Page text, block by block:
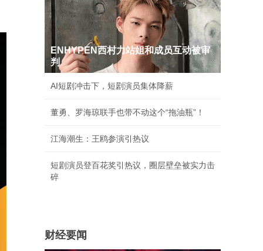
ENHYPEN西村力站姐和成员互动被审
判
AI短剧冲击下，短剧演员集体降薪
董勇、罗海琼联手也带不动这个“拖油瓶”！
江海潮生：王鸥参演引热议
短剧演员登百花奖引热议，圈层壁垒被实力击
碎
财经要闻